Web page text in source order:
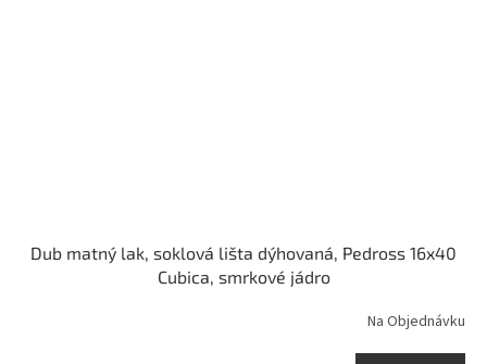
Dub matný lak, soklová lišta dýhovaná, Pedross 16x40
Cubica, smrkové jádro
Na Objednávku